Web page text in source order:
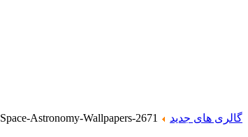
گالری های جدید Space-Astronomy-Wallpapers-2671